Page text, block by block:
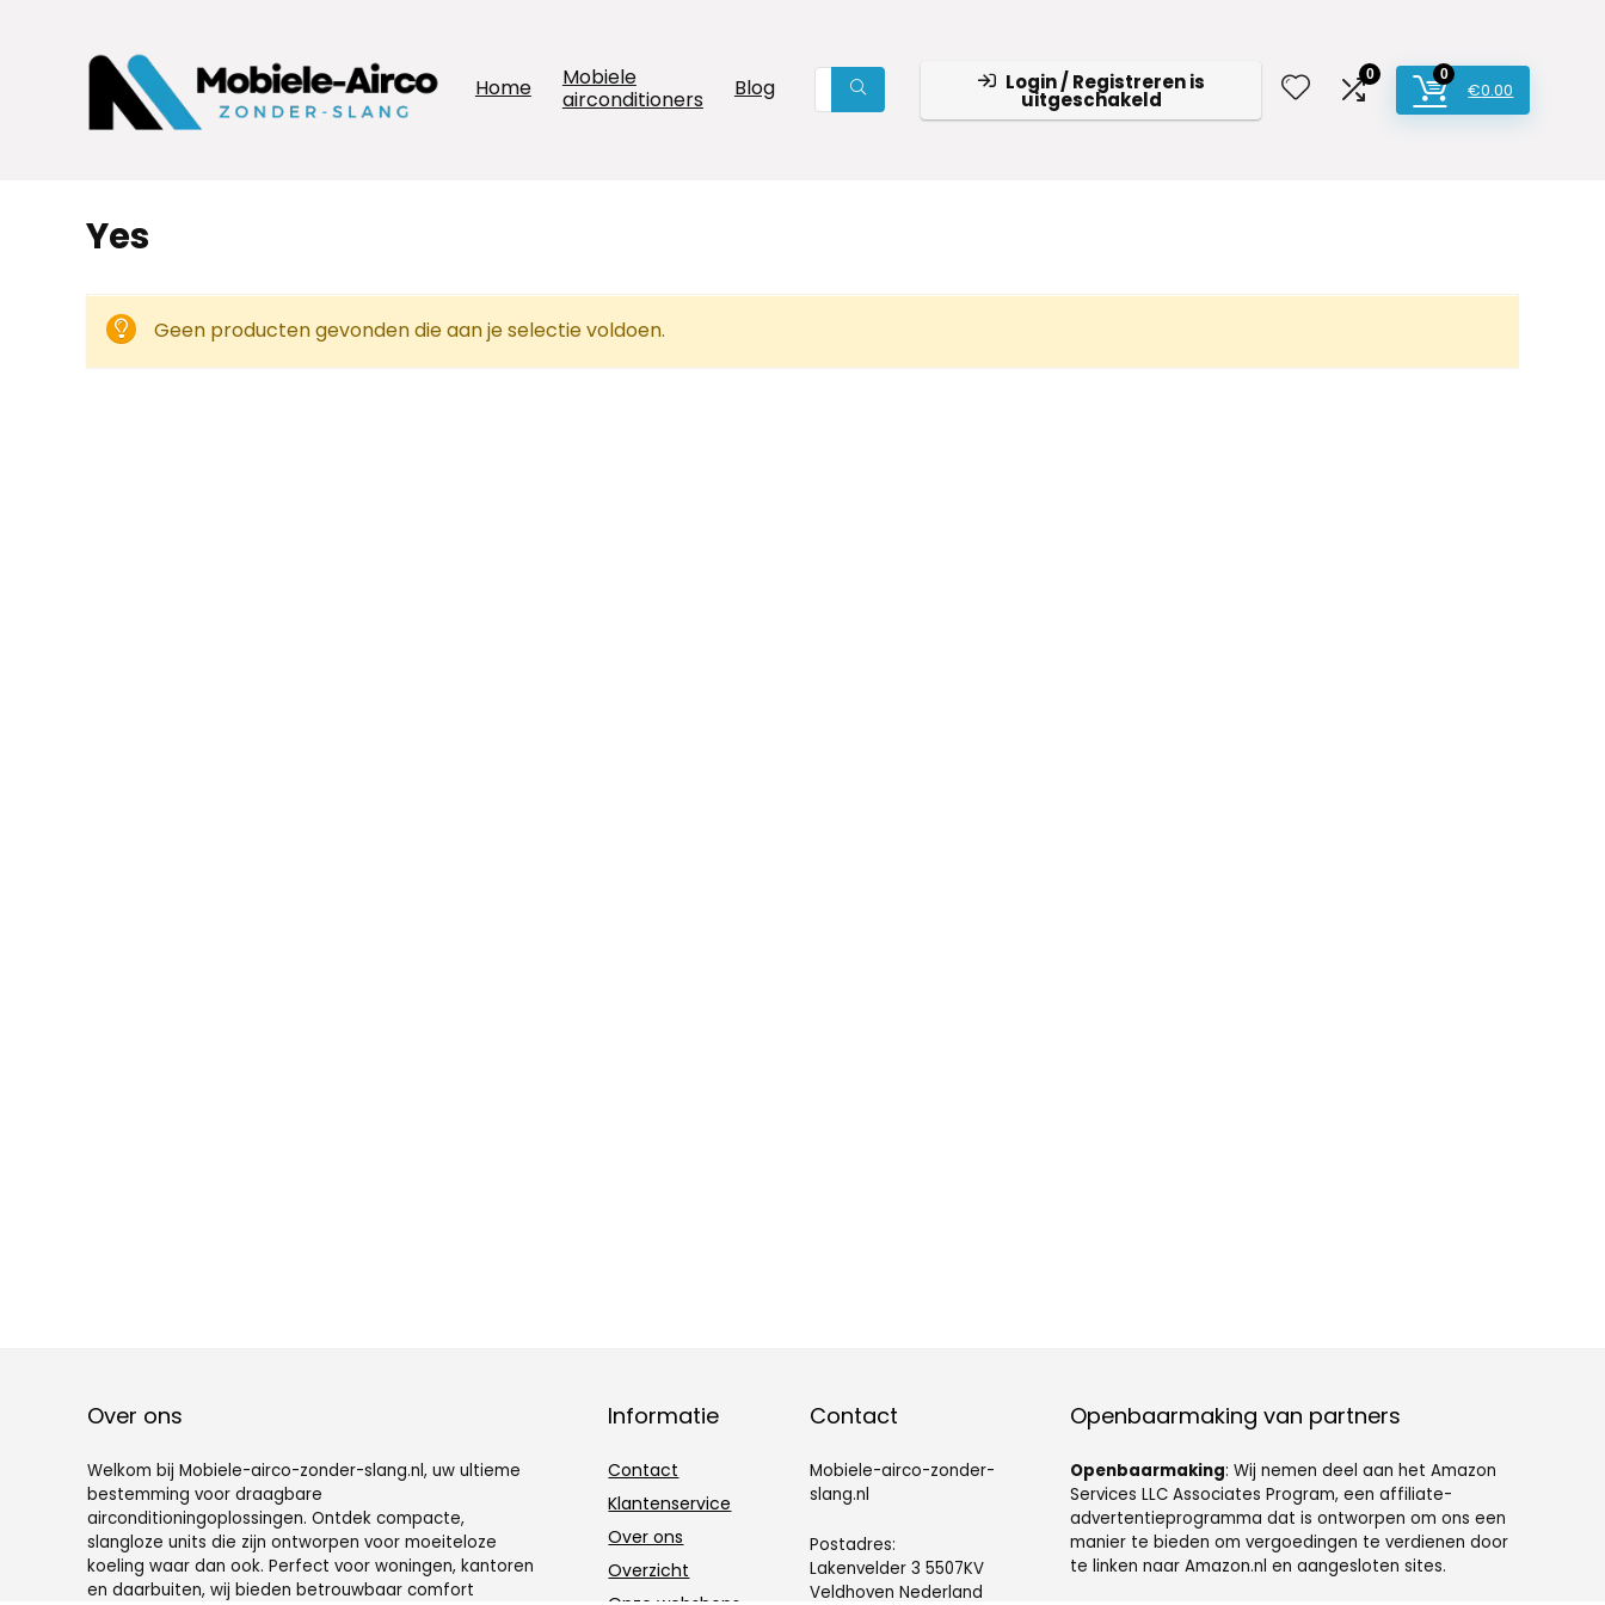
Home
Mobiele
airconditioners
Blog Login / Registreren is
uitgeschakeld
0 0
€0.00
Yes
Geen producten gevonden die aan je selectie voldoen.
Over ons
Welkom bij Mobiele-airco-zonder-slang.nl, uw ultieme
bestemming voor draagbare
airconditioningoplossingen. Ontdek compacte,
slangloze units die zijn ontworpen voor moeiteloze
koeling waar dan ook. Perfect voor woningen, kantoren
en daarbuiten, wij bieden betrouwbaar comfort
Informatie
Contact
Klantenservice
Over ons
Overzicht
Contact
Mobiele-airco-zonder-
slang.nl
Postadres:
Lakenvelder 3 5507KV
Veldhoven Nederland
Openbaarmaking van partners
Openbaarmaking: Wij nemen deel aan het Amazon
Services LLC Associates Program, een affiliate-
advertentieprogramma dat is ontworpen om ons een
manier te bieden om vergoedingen te verdienen door
te linken naar Amazon.nl en aangesloten sites.